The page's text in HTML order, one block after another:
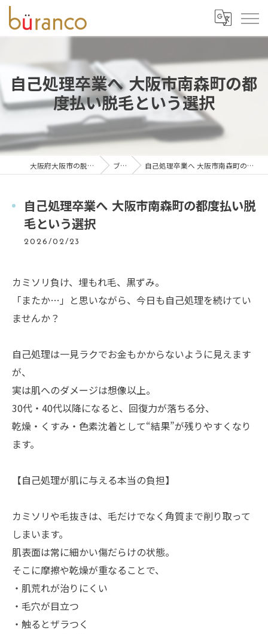
自己処理卒業へ 大阪市南森町の都
度払い脱毛という選択
大阪府大阪市の脱毛ならbüranco ブログ 自己処理卒業へ 大阪市南森町の都度払い脱毛という選択
自己処理卒業へ 大阪市南森町の都度払い脱
毛という選択
2026/02/23
カミソリ負け、埋もれ毛、黒ずみ。
「またか…」と思いながら、今日も自己処理を続けてい
ませんか？
自己処理は一見ラクでお金もかからないように見えます
が、
実は肌へのダメージは想像以上。
30代・40代以降になると、回復力が落ちる分、
乾燥・くすみ・色素沈着として“結果”が残りやすくなり
ます。
【自己処理が肌に与える本当の負担】
カミソリや毛抜きは、毛だけでなく角質まで削り取って
しまいます。
肌表面は常に細かい傷だらけの状態。
そこに摩擦や乾燥が重なることで、
・肌荒れが治りにくい
・毛穴が目立つ
・触るとザラつく